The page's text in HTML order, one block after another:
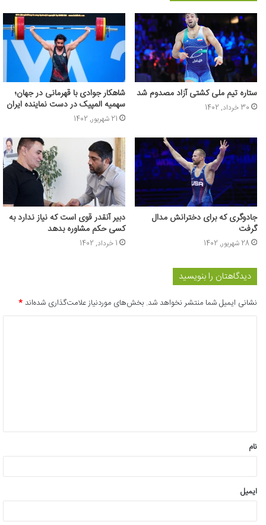
ستاره تیم ملی کشتی آزاد مصدوم شد
30 خرداد, 1402
شاهکار جوادی با قهرمانی در جهان؛
سهمیه المپیک در دست نماینده ایران
21 شهریور, 1402
جادوگری که برای دخترانش مدال
گرفت
28 شهریور, 1402
دبیر آنقدر قوی است که نیاز ندارد به
کسی حکم مشاوره بدهد
1 خرداد, 1402
دیدگاهتان را بنویسید
نشانی ایمیل شما منتشر نخواهد شد. بخش‌های موردنیاز علامت‌گذاری شده‌اند*
*
نام
ایمیل